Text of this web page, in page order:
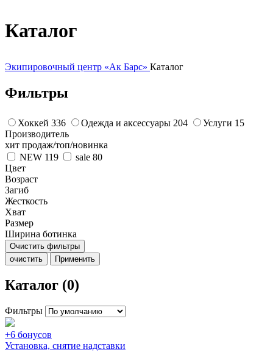
Каталог
Экипировочный центр «Ак Барс» Каталог
Фильтры
Хоккей 336 Одежда и аксессуары 204 Услуги 15
Производитель
хит продаж/топ/новинка
NEW 119 sale 80
Цвет
Возраст
Загиб
Жесткость
Хват
Размер
Ширина ботинка
Очистить фильтры
очистить
Применить
Каталог (0)
Фильтры
+6 бонусов
Установка, снятие надставки